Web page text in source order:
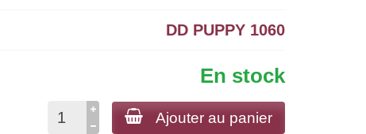
DD PUPPY 1060
En stock
Ajouter au panier